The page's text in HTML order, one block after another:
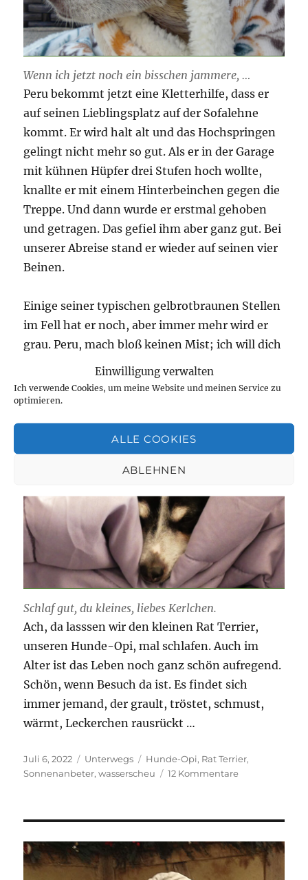
Einwilligung verwalten
Ich verwende Cookies, um meine Website und meinen Service zu
optimieren.
ALLE COOKIES
ABLEHNEN
Wenn ich jetzt noch ein bisschen jammere, …
Peru bekommt jetzt eine Kletterhilfe, dass er
auf seinen Lieblingsplatz auf der Sofalehne
kommt. Er wird halt alt und das Hochspringen
gelingt nicht mehr so gut. Als er in der Garage
mit kühnen Hüpfer drei Stufen hoch wollte,
knallte er mit einem Hinterbeinchen gegen die
Treppe. Und dann wurde er erstmal gehoben
und getragen. Das gefiel ihm aber ganz gut. Bei
unserer Abreise stand er wieder auf seinen vier
Beinen.
Einige seiner typischen gelbrotbraunen Stellen
im Fell hat er noch, aber immer mehr wird er
grau. Peru, mach bloß keinen Mist; ich will dich
kuscheln, wenn ich wieder komme.
Schlaf gut, du kleines, liebes Kerlchen.
Ach, da lasssen wir den kleinen Rat Terrier,
unseren Hunde-Opi, mal schlafen. Auch im
Alter ist das Leben noch ganz schön aufregend.
Schön, wenn Besuch da ist. Es findet sich
immer jemand, der grault, tröstet, schmust,
wärmt, Leckerchen rausrückt …
Veröffentlicht
am
Juli 6, 2022 Kategorien
Unterwegs Schlagwörter
Hunde-Opi, Rat Terrier,
Sonnenanbeter,wasserscheu 12 Kommentarezu
Hunde-
Opi